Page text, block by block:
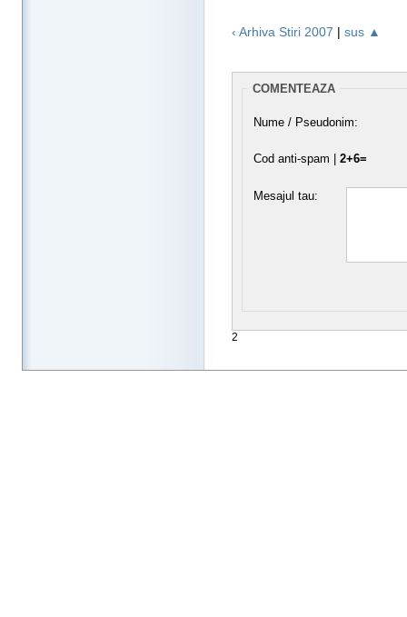
‹ Arhiva Stiri 2007 | sus ▲
COMENTEAZA
Nume / Pseudonim:
Cod anti-spam | 2+6=
Mesajul tau:
2